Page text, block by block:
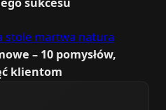
– 10 pomysłów,
klientom